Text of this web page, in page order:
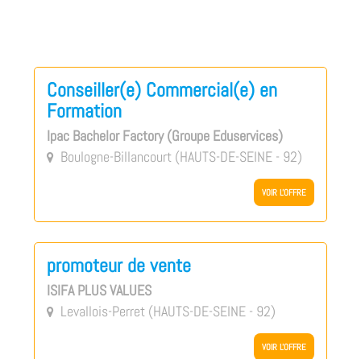
Conseiller(e) Commercial(e) en
Formation
Ipac Bachelor Factory (Groupe Eduservices)
 Boulogne-Billancourt (HAUTS-DE-SEINE - 92)
VOIR L'OFFRE
promoteur de vente
ISIFA PLUS VALUES
 Levallois-Perret (HAUTS-DE-SEINE - 92)
VOIR L'OFFRE